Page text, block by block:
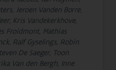
Jeroen Vanden Borre,
Kris Vandekerkhove,
Froidmont, Mathias
Ralf Gyselings, Robin
De Saeger, Toon
Van den Bergh, Inne